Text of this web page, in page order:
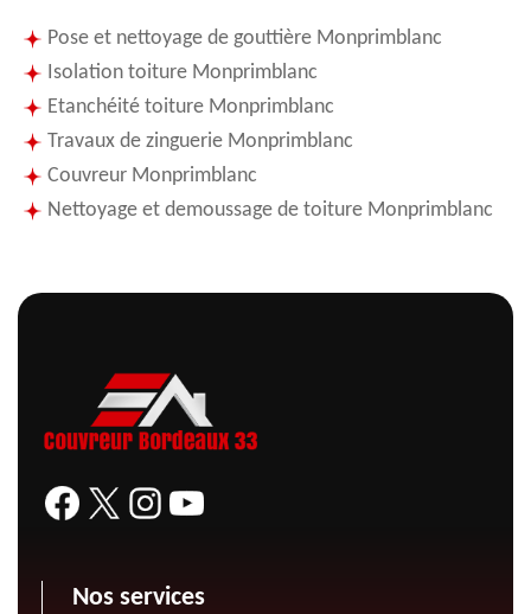
Pose et nettoyage de gouttière Monprimblanc
Isolation toiture Monprimblanc
Etanchéité toiture Monprimblanc
Travaux de zinguerie Monprimblanc
Couvreur Monprimblanc
Nettoyage et demoussage de toiture Monprimblanc
Nos services